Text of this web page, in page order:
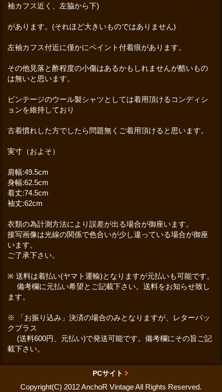
袖カフス近く、左脇から下)
があります。(それほど大きいものではありません)
左袖カフス付近に僅かにペイント付着痕があります。
その他見落と酢程度の小傷はあるかもしれませんが酷いもの
は無いと思います。
ビンテージのウール製シャツとしては着用頂けるコンディシ
ョンを維持しており
古着慣れした方でしたら問題無くご着用頂けると思います。
実寸（およそ）
肩幅:49.5cm
身幅:62.5cm
着丈:74.5cm
袖丈:62cm
衣類の為計測方法により誤差が出る場合が御座います。
接写画像は光線の関係で色合いが少し違っている場合が御座
います。
ご了承下さい。
※ 送料は着払い(ヤマト運輸)となりますが元払いも可能です。
備考欄に元払い希望とご記載下さい。送料をお知らせ致し
ます。
※ 「お振り込み」決済の場合のみとなりますが、レターパッ
クプラス
(送料600円、元払い)で発送可能です。備考欄にその旨ご記
載下さい。
PCサイト
Copyright(C) 2012 AnchoR Vintage All Rights Reserved.